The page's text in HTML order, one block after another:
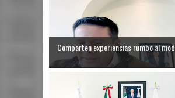
Comparten experiencias rumbo al mod...